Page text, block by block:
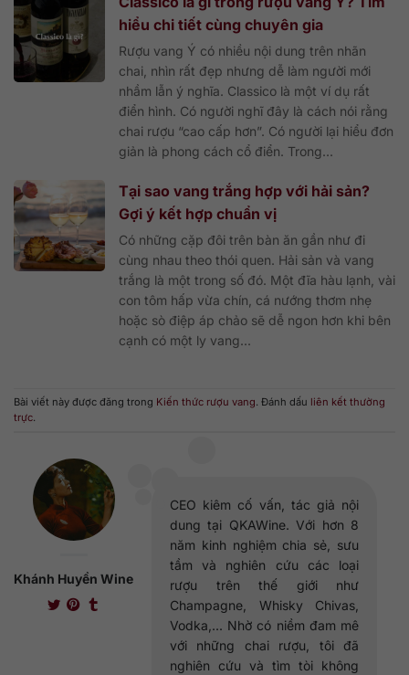
hiểu chi tiết cùng chuyên gia
Rượu vang Ý có nhiều nội dung trên nhãn
chai, nhìn rất đẹp nhưng dễ làm người mới
nhầm lẫn ý nghĩa. Classico là một ví dụ rất
điển hình. Có người nghĩ đây là cách nói rằng
chai rượu “cao cấp hơn”. Có người lại hiểu đơn
giản là phong cách cổ điển. Trong...
Tại sao vang trắng hợp với hải sản?
Gợi ý kết hợp chuẩn vị
Có những cặp đôi trên bàn ăn gần như đi
cùng nhau theo thói quen. Hải sản và vang
trắng là một trong số đó. Một đĩa hàu lạnh, vài
con tôm hấp vừa chín, cá nướng thơm nhẹ
hoặc sò điệp áp chảo sẽ dễ ngon hơn khi bên
cạnh có một ly vang...
Bài viết này được đăng trong Kiến thức rượu vang. Đánh dấu liên kết thường
trực.
Khánh Huyền Wine
CEO kiêm cố vấn, tác giả nội
dung tại QKAWine. Với hơn 8
năm kinh nghiệm chia sẻ, sưu
tầm và nghiên cứu các loại
rượu trên thế giới như
Champagne, Whisky Chivas,
Vodka,... Nhờ có niềm đam mê
với những chai rượu, tôi đã
nghiên cứu và tìm tòi không